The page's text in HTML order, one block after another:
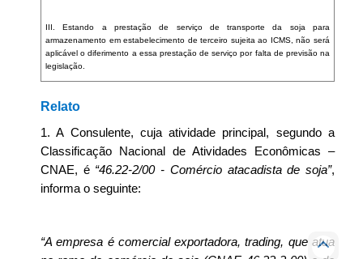
III. Estando a prestação de serviço de transporte da soja para
armazenamento em estabelecimento de terceiro sujeita ao ICMS, não será
aplicável o diferimento a essa prestação de serviço por falta de previsão na
legislação.
Relato
1. A Consulente, cuja atividade principal, segundo a
Classificação Nacional de Atividades Econômicas –
CNAE, é “46.22-2/00 - Comércio atacadista de soja”,
informa o seguinte:
“A empresa é comercial exportadora, trading, que atua